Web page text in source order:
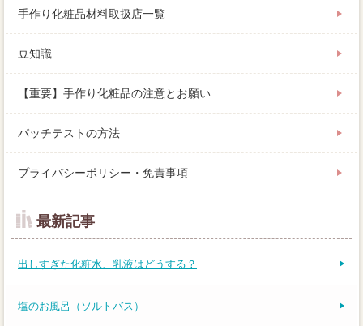
手作り化粧品材料取扱店一覧
豆知識
【重要】手作り化粧品の注意とお願い
パッチテストの方法
プライバシーポリシー・免責事項
最新記事
出しすぎた化粧水、乳液はどうする？
塩のお風呂（ソルトバス）